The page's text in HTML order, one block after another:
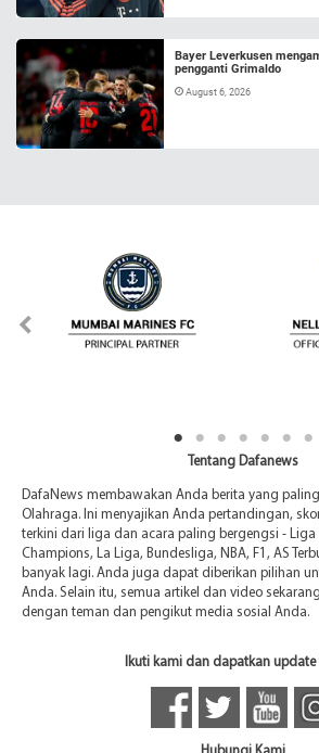
Bayer Leverkusen
pengganti Grimaldo
August 6, 2026
Tentang Dafanews
DafaNews membawakan Anda berita yang
Olahraga. Ini menyajikan Anda pertandingan,
terkini dari liga dan acara paling bergengsi - Liga
Champions, La Liga, Bundesliga, NBA, F1, AS
banyak lagi. Anda juga dapat diberikan pilihan
Anda. Selain itu, semua artikel dan video
dengan teman dan pengikut media sosial Anda.
Ikuti kami dan dapatkan update